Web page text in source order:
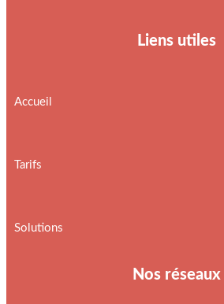
Liens utiles
Accueil
Tarifs
Solutions
Nos réseaux